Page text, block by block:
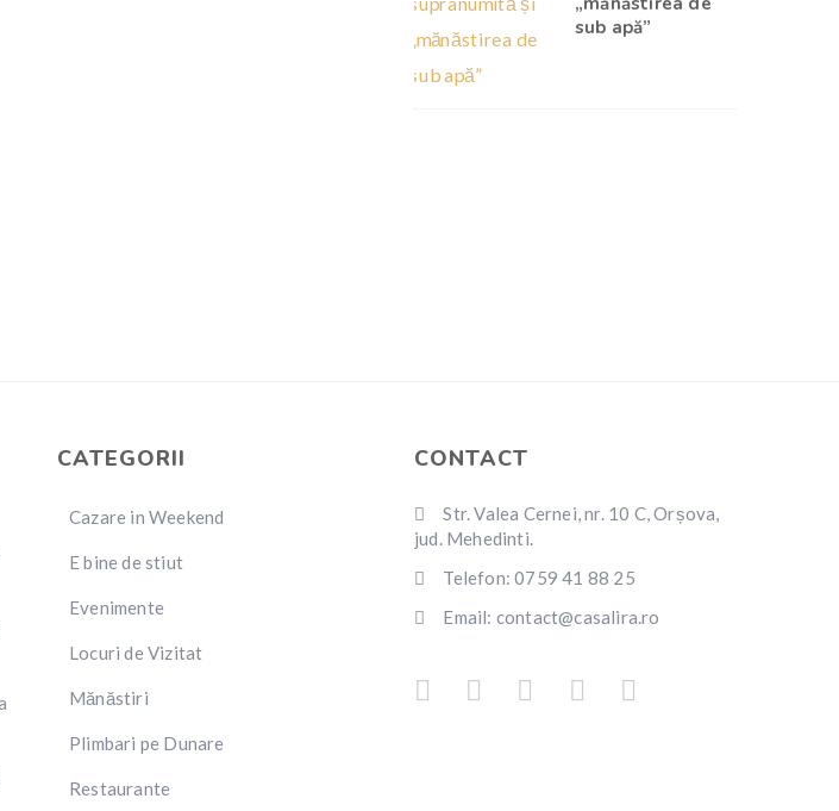
sub apă”
CATEGORII
Cazare in Weekend
E bine de stiut
Evenimente
Locuri de Vizitat
Mănăstiri
Plimbari pe Dunare
Restaurante
CONTACT
Str. Valea Cernei, nr. 10 C, Orșova,
jud. Mehedinti.
Telefon: 0759 41 88 25
Email: contact@casalira.ro